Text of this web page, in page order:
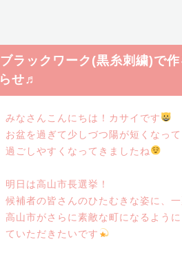
ブラックワーク(黒糸刺繍)で
らせ♬
みなさんこんにちは！カサイです
お盆を過ぎて少しづつ陽が短くなっ
過ごしやすくなってきましたね
明日は高山市長選挙！
候補者の皆さんのひたむきな姿に、
高山市がさらに素敵な町になるよう
ていただきたいです